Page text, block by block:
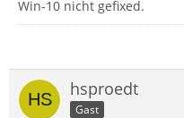
Win-10 nicht gefixed.
hsproedt
Gast